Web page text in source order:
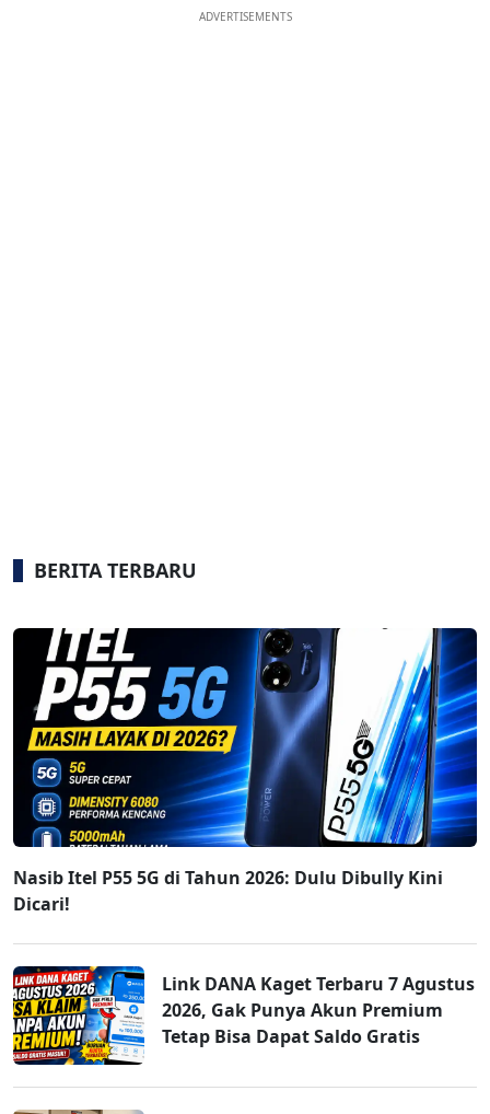
ADVERTISEMENTS
BERITA TERBARU
Nasib Itel P55 5G di Tahun 2026: Dulu Dibully Kini
Dicari!
Link DANA Kaget Terbaru 7 Agustus
2026, Gak Punya Akun Premium
Tetap Bisa Dapat Saldo Gratis